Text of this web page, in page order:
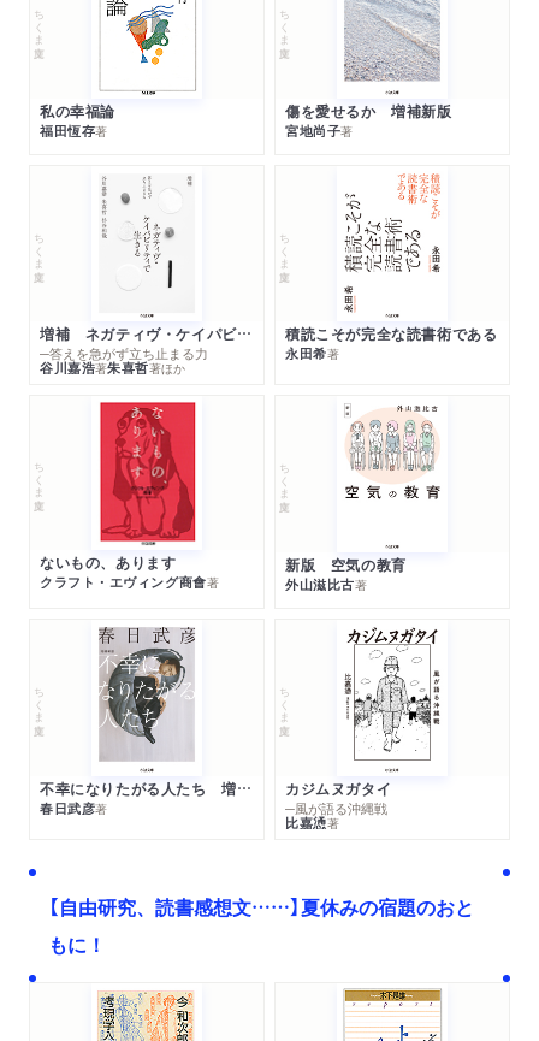
ちくま文庫
私の幸福論
福田恆存著
ちくま文庫
傷を愛せるか 増補新版
宮地尚子著
ちくま文庫
増補 ネガティヴ・ケイパビリティで生きる
─答えを急がず立ち止まる力
谷川嘉浩著朱喜哲著ほか
ちくま文庫
積読こそが完全な読書術である
永田希著
ちくま文庫
ないもの、あります
クラフト・エヴィング商會著
ちくま文庫
新版 空気の教育
外山滋比古著
ちくま文庫
不幸になりたがる人たち 増補新版
春日武彦著
ちくま文庫
カジムヌガタイ
─風が語る沖縄戦
比嘉慂著
【自由研究、読書感想文……】夏休みの宿題のおと
もに！